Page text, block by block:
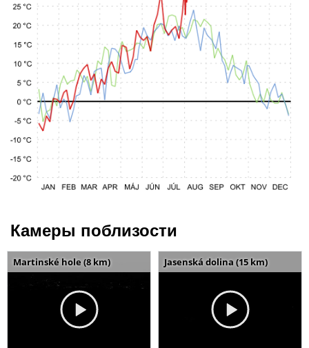
Камеры поблизости
Martinské hole (8 km) Jasenská dolina (15 km)